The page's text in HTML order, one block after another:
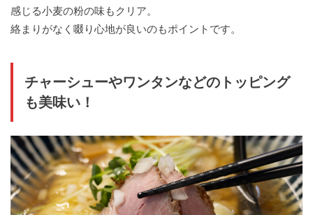
感じる小麦の粉の味もクリア。
絡まりがなく啜り心地が良いのもポイントです。
チャーシューやワンタンなどのトッピング
も美味い！